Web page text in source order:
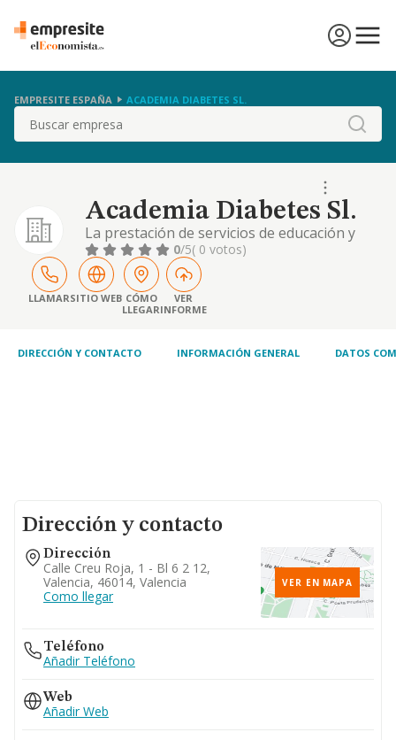
EMPRESITE ESPAÑA ACADEMIA DIABETES SL.
Buscar
Academia Diabetes Sl.
La prestación de servicios de educación y
formación en línea y presencial, incluyendo
el diseño, desarrollo, promoción,
comercialización y venta de cursos de
formación a través de plataformas digitales
y sitios web. la prestación de servicios
como el asesorami
0/5( 0 votos)
LLAMARSITIO WEB CÓMO
LLEGAR
VER
INFORME
DIRECCIÓN Y CONTACTO INFORMACIÓN GENERAL DATOS
Dirección y contacto
Dirección
Calle Creu Roja, 1 - Bl 6 2 12,
Valencia, 46014, Valencia
Como llegar
VER EN MAPA
Teléfono
Añadir Teléfono
Web
Añadir Web